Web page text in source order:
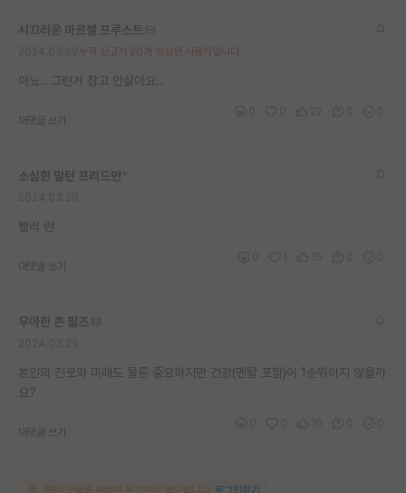
시끄러운 마르셀 프루스트
누적 신고가 20개 이상인 사용자입니다.
아뇨.. 그런거 참고 안살아요..
대댓글 쓰기
소심한 밀턴 프리드먼
빨리 런
대댓글 쓰기
우아한 존 필즈
본인의 진로와 미래도 물론 중요하지만 건강(멘탈 포함)이 1순위이지 않을까
요?
대댓글 쓰기
해당 댓글을 보려면 로그인이 필요합니다. 로그인하기